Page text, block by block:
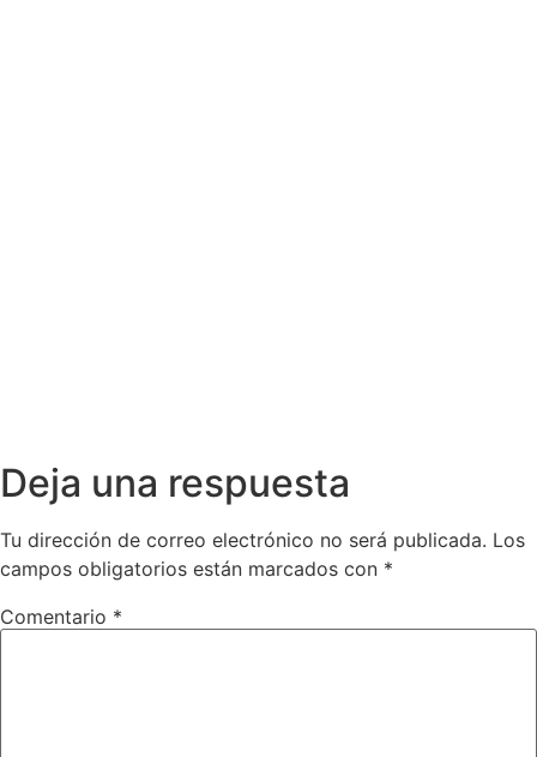
Deja una respuesta
Tu dirección de correo electrónico no será publicada. Los
campos obligatorios están marcados con *
Comentario *